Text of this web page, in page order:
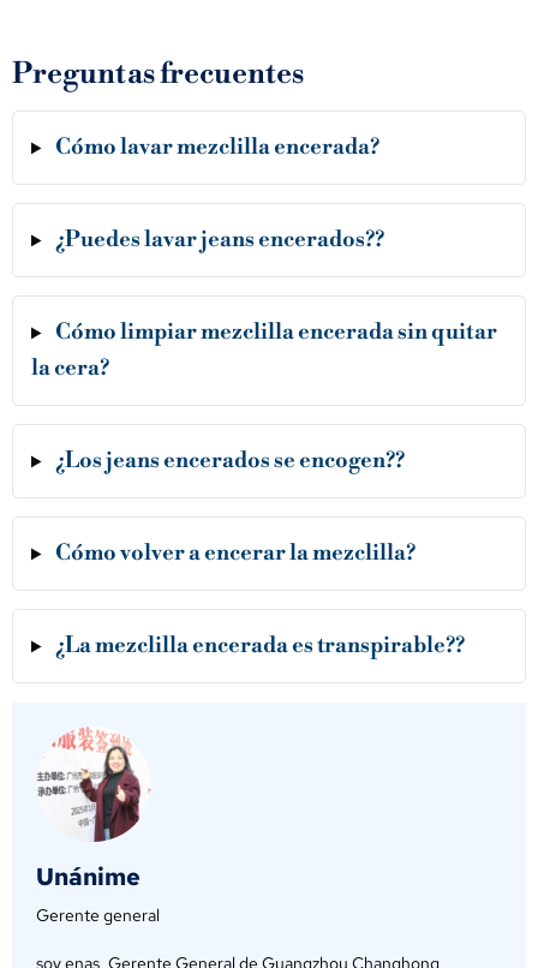
Preguntas frecuentes
Cómo lavar mezclilla encerada?
¿Puedes lavar jeans encerados??
Cómo limpiar mezclilla encerada sin quitar
la cera?
¿Los jeans encerados se encogen??
Cómo volver a encerar la mezclilla?
¿La mezclilla encerada es transpirable??
Unánime
Gerente general
soy enas, Gerente General de Guangzhou Changhong